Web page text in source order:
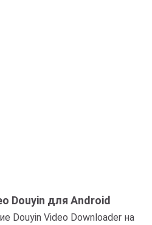
Douyin для Android
Douyin Video Downloader на